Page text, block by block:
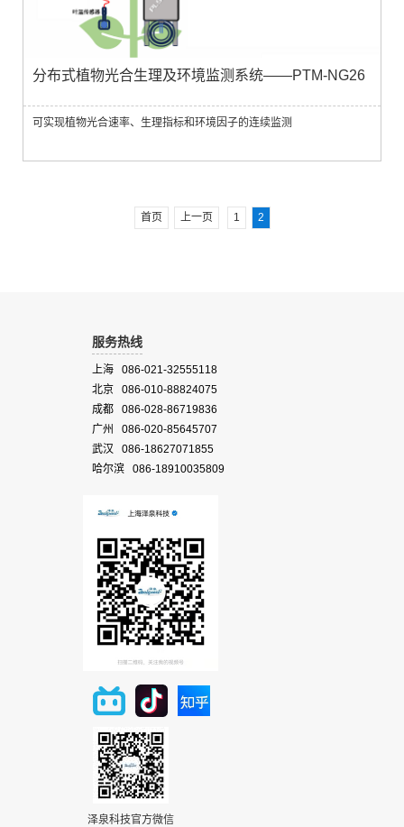
分布式植物光合生理及环境监测系统——PTM-NG26
可实现植物光合速率、生理指标和环境因子的连续监测
首页 上一页 1 2
服务热线
上海 086-021-32555118
北京 086-010-88824075
成都 086-028-86719836
广州 086-020-85645707
武汉 086-18627071855
哈尔滨 086-18910035809
泽泉科技官方微信